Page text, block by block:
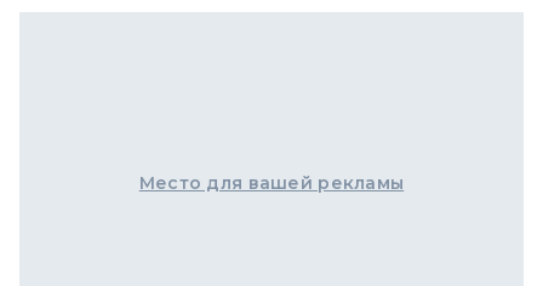
Место для вашей рекламы